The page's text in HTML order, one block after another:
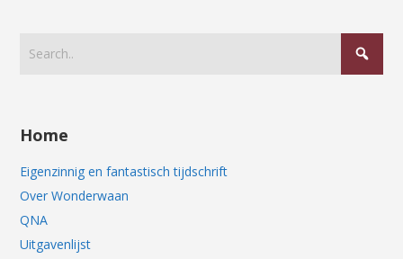
Home
Eigenzinnig en fantastisch tijdschrift
Over Wonderwaan
QNA
Uitgavenlijst